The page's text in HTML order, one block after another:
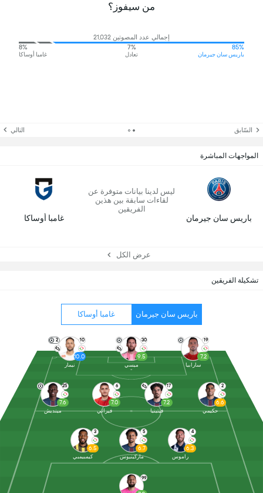
تشكيلة الفريقين
باريس سان جيرمان غامبا أوساكا
99
3
6.5
كيمبيمبي
5
6.7
ماركينيوس
4
6.3
راموس
25
7.6
مينديش
6
7.0
فيراتي
17
7.2
فيتينيا
2
6.6
حكيمي
10
2
10.0
نيمار
30
9.5
ميسي
19
7.2
سارابيا
من سيفوز؟
إجمالي عدد المصوتين 21,032
85%
باريس سان جيرمان
7%
تعادل
8%
غامبا أوساكا
السّابق التالي
المواجهات المباشرة
باريس سان جيرمان
ليس لدينا بيانات متوفرة عن
لقاءات سابقة بين هذين
الفريقين
غامبا أوساكا
عرض الكل